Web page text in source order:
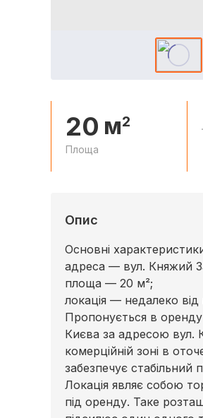
20 м2
Площа
Опис
Основні
адреса — вул. Княжий
площа — 20 м²;
локація — недалеко
Пропонується в
Києва за адресою вул.
комерційній зоні в
забезпечує стабільний
Локація являє собою
під оренду. Таке